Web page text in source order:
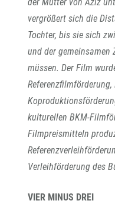
vergrößert sich die
Tochter, bis sie sich
und der
müssen. Der Film
kulturellen BKM-
Filmpreismitteln
Verleihförderung des
VIER MINUS DREI